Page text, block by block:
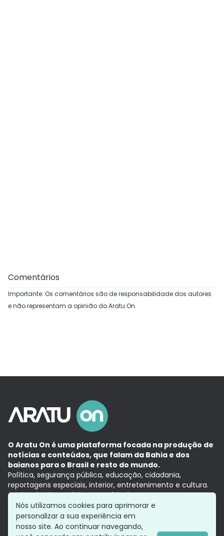
Comentários
Importante: Os comentários são de responsabilidade dos autores
e não representam a opinião do Aratu On.
O Aratu On é uma plataforma focada na produção de
notícias e conteúdos, que falam da Bahia e dos
baianos para o Brasil e resto do mundo.
Política, segurança pública, educação, cidadania,
reportagens especiais, interior, entretenimento e cultura.
Aqui, tudo vira notícia e a notícia é no tempo presente,
com a credibilidade do Grupo Aratu.
Grupo Aratu
Política de privacidade
Nós utilizamos cookies para aprimorar e
personalizar a sua experiência em
nosso site. Ao continuar navegando,